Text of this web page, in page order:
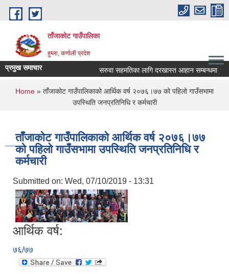
Skip to main content
ताँजाकोट गाउँपालिका
हुम्ला, कर्णाली प्रदेश
प्रमुख समाचार सरुवा सहमतिका लागि दरखास्त आहान सम्बन्धमा
You are here
Home » ताँजाकोट गाउँपालिकाको आर्थिक वर्ष २०७६।७७ को पहिलो गाउँसभामा
उपस्थिति जनप्रतिनिधि र कर्मचारी
ताँजाकोट गाउँपालिकाको आर्थिक वर्ष २०७६।७७
को पहिलो गाउँसभामा उपस्थिति जनप्रतिनिधि र
कर्मचारी
Submitted on: Wed, 07/10/2019 - 13:31
आर्थिक वर्ष:
७६/७७